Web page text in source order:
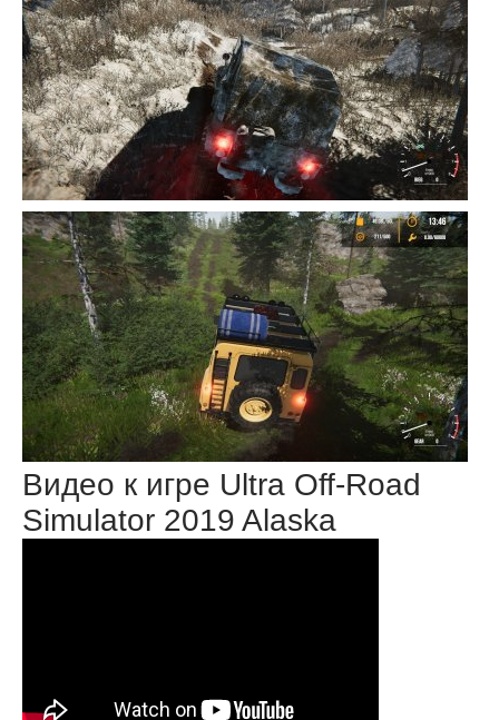
Видео к игре Ultra Off-Road
Simulator 2019 Alaska